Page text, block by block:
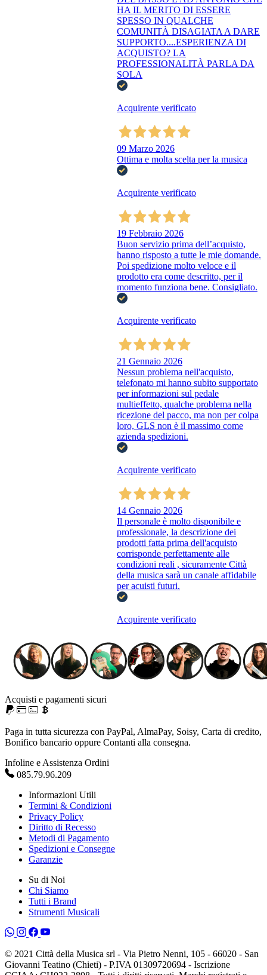
HA IL MERITO DI ESSERE
SPESSO IN QUALCHE
COMUNITÀ DISAGIATA A DARE
SUPPORTO....ESPERIENZA DI
ACQUISTO? LA
PROFESSIONALITÀ PARLA DA
SOLA
Acquirente verificato
09 Marzo 2026
Ottima e molta scelta per la musica
Acquirente verificato
19 Febbraio 2026
Buon servizio prima dell’acquisto,
hanno risposto a tutte le mie domande.
Poi spedizione molto veloce e il
prodotto era come descritto, per il
momento funziona bene. Consigliato.
Acquirente verificato
21 Gennaio 2026
Nessun problema nell'acquisto,
telefonato mi hanno subito supportato
per informazioni sul pedale
multieffetto, qualche problema nella
ricezione del pacco, ma non per colpa
loro, GLS non è il massimo come
azienda spedizioni.
Acquirente verificato
14 Gennaio 2026
Il personale è molto disponibile e
professionale, la descrizione dei
prodotti fatta prima dell'acquisto
corrisponde perfettamente alle
condizioni reali , sicuramente Città
della musica sarà un canale affidabile
per acuisti futuri.
Acquirente verificato
Acquisti e pagamenti sicuri
Paga in tutta sicurezza con PayPal, AlmaPay, Soisy, Carta di credito,
Bonifico bancario oppure Contanti alla consegna.
Infoline e Assistenza Ordini
085.79.96.209
Informazioni Utili
Termini & Condizioni
Privacy Policy
Diritto di Recesso
Metodi di Pagamento
Spedizioni e Consegne
Garanzie
Su di Noi
Chi Siamo
Tutti i Brand
Strumenti Musicali
© 2021 Città della Musica srl - Via Pietro Nenni, 105 - 66020 - San
Giovanni Teatino (Chieti) - P.IVA 01309720694 - Iscrizione